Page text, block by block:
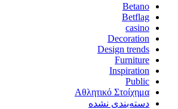
Betano
Betflag
casino
Decoration
Design trends
Furniture
Inspiration
Public
Αθλητικό Στοίχημα
دسته‌بندی نشده